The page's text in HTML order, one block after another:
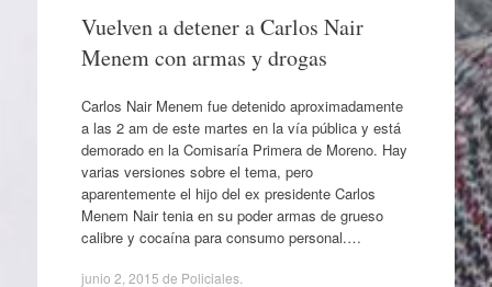
Vuelven a detener a Carlos Nair
Menem con armas y drogas
Carlos Nair Menem fue detenido aproximadamente
a las 2 am de este martes en la vía pública y está
demorado en la Comisaría Primera de Moreno. Hay
varias versiones sobre el tema, pero
aparentemente el hijo del ex presidente Carlos
Menem Nair tenia en su poder armas de grueso
calibre y cocaína para consumo personal.…
junio 2, 2015 de Policiales.